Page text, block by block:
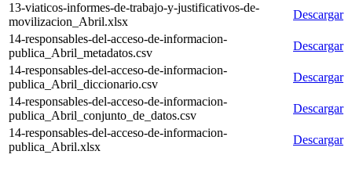
13-viaticos-informes-de-trabajo-y-justificativos-de-
movilizacion_Abril.xlsx
Descargar
14-responsables-del-acceso-de-informacion-
publica_Abril_metadatos.csv
Descargar
14-responsables-del-acceso-de-informacion-
publica_Abril_diccionario.csv
Descargar
14-responsables-del-acceso-de-informacion-
publica_Abril_conjunto_de_datos.csv
Descargar
14-responsables-del-acceso-de-informacion-
publica_Abril.xlsx
Descargar